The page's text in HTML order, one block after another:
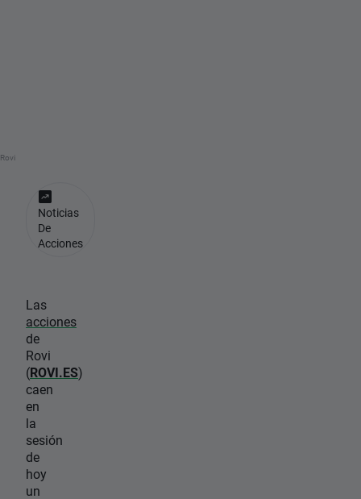
Rovi
Las
acciones
de
Rovi
(ROVI.ES)
caen
en
la
sesión
de
hoy
un
Noticias
De
Acciones